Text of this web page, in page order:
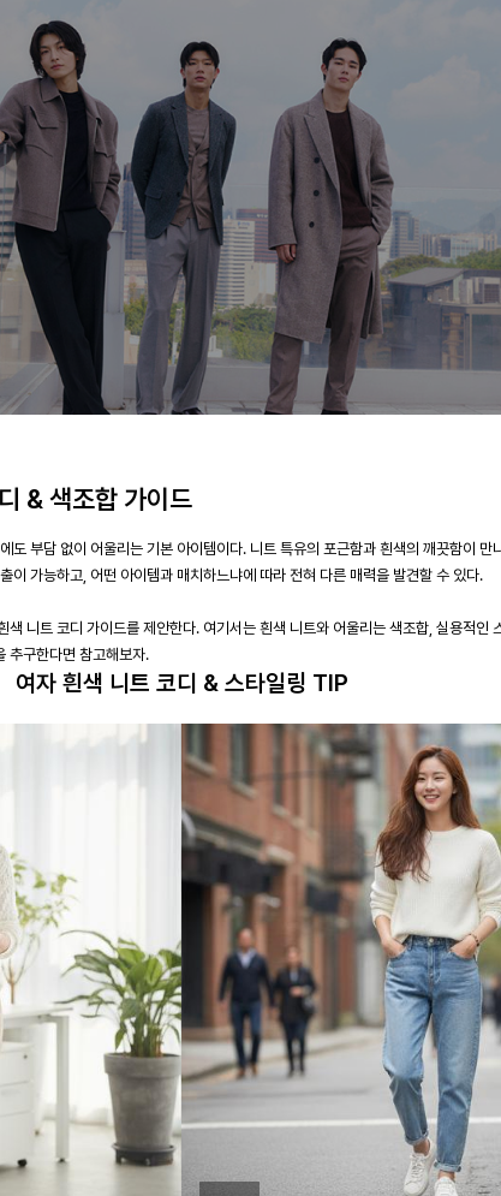
& 색조합 가이드
도 부담 없이 어울리는 기본 아이템이다. 니트 특유의 포근함과 흰색의 깨끗함이 만
이 가능하고, 어떤 아이템과 매치하느냐에 따라 전혀 다른 매력을 발견할 수 있다.
니트 코디 가이드를 제안한다. 여기서는 흰색 니트와 어울리는 색조합, 실용적인
추구한다면 참고해보자.
여자 흰색 니트 코디 & 스타일링 TIP